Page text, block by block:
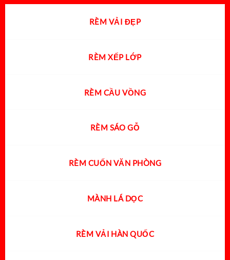
RÈM VẢI ĐẸP
RÈM XẾP LỚP
RÈM CẦU VỒNG
RÈM SÁO GỖ
RÈM CUỐN VĂN PHÒNG
MÀNH LÁ DỌC
RÈM VẢI HÀN QUỐC